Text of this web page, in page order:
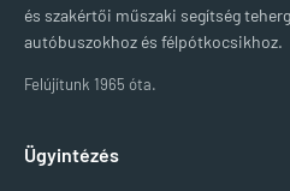
és szakértői műszaki segítség
autóbuszokhoz és félpótkocsikhoz.
Felújítunk 1965 óta.
Ügyintézés